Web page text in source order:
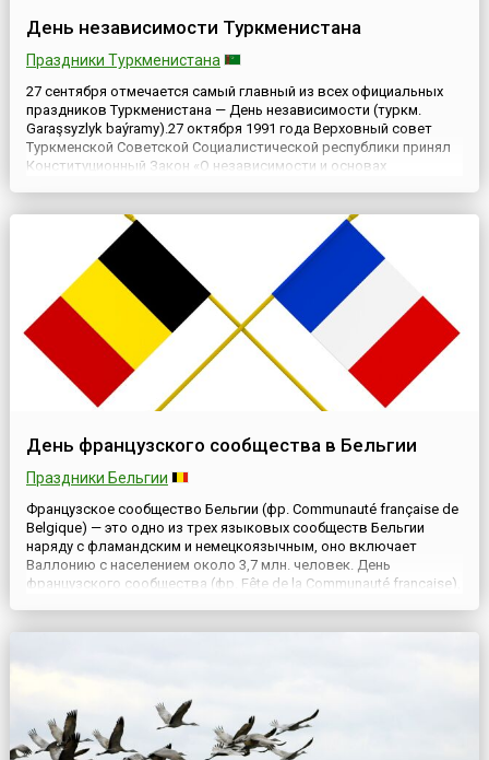
День независимости Туркменистана
Праздники Туркменистана
27 сентября отмечается самый главный из всех официальных
праздников Туркменистана — День независимости (туркм.
Garaşsyzlyk baýramy).27 октября 1991 года Верховный совет
Туркменской Советской Социалистической республики принял
Конституционный Закон «О независимости и основах
провозглашено незав...
День французского сообщества в Бельгии
Праздники Бельгии
Французское сообщество Бельгии (фр. Communauté française de
Belgique) — это одно из трех языковых сообществ Бельгии
наряду с фламандским и немецкоязычным, оно включает
Валлонию с населением около 3,7 млн. человек. День
французского сообщества (фр. Fête de la Communauté française),